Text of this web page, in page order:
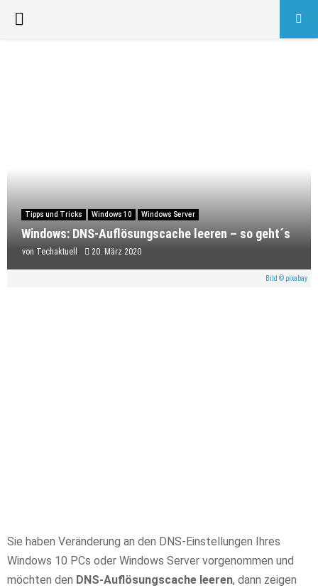
PRIMARY
Tipps und Tricks Windows 10 Windows Server
Windows: DNS-Auflösungscache leeren – so geht´s
von Techaktuell 20. März 2020
Bild © pixabay
Sie haben Veränderung an den DNS-Einstellungen Ihres
Windows 10 PCs oder Windows Server vorgenommen und
möchten den DNS-Auflösungscache leeren, dann zeigen